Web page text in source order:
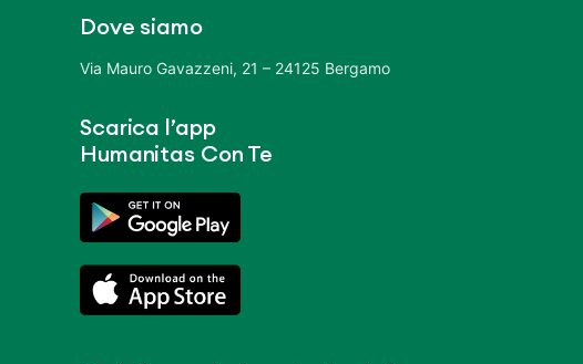
Dove siamo
Via Mauro Gavazzeni, 21 – 24125 Bergamo
Scarica l’app
Humanitas Con Te